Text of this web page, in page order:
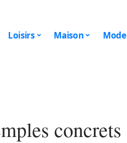
Loisirs Maison Mode
concrets